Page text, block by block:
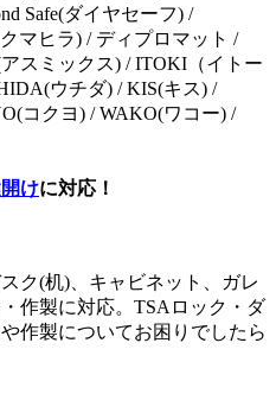
Safe(ダイヤセーフ) /
マヒラ) / ディプロマット /
スミックス) / ITOKI（イトー
ウチダ) / KIS(キス) /
コクヨ) / WAKO(ワコー) /
けに対応！
ク(机)、キャビネット、ガレ
作製に対応。TSAロック・ダ
作製についてお困りでしたら